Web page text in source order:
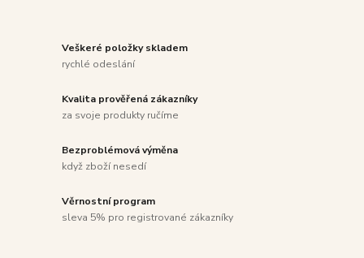
Veškeré položky skladem
rychlé odeslání
Kvalita prověřená zákazníky
za svoje produkty ručíme
Bezproblémová výměna
když zboží nesedí
Věrnostní program
sleva 5% pro registrované zákazníky